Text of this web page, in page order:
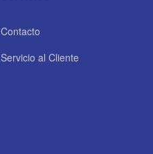
Contacto
Servicio al Cliente